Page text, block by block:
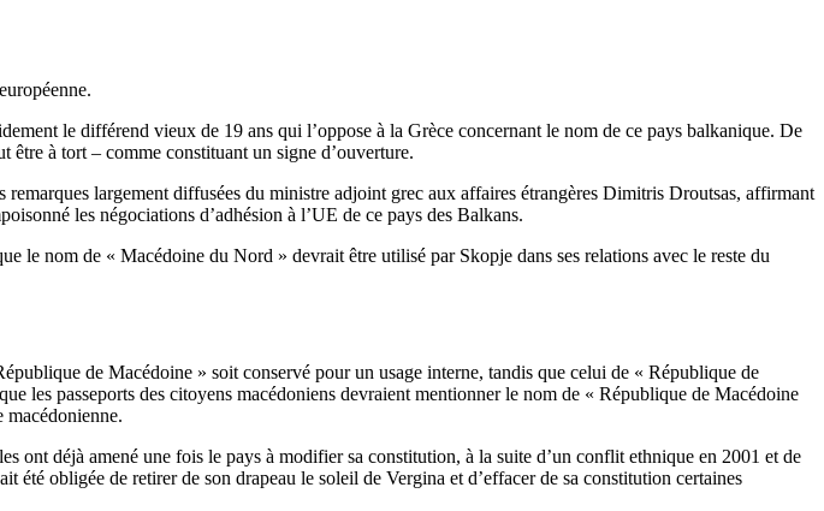
le différend vieux de 19 ans qui l’oppose à la Grèce concernant le nom de ce pays balkanique. De
être à tort – comme constituant un signe d’ouverture.
largement diffusées du ministre adjoint grec aux affaires étrangères Dimitris Droutsas, affirmant
les négociations d’adhésion à l’UE de ce pays des Balkans.
le nom de « Macédoine du Nord » devrait être utilisé par Skopje dans ses relations avec le reste du
de Macédoine » soit conservé pour un usage interne, tandis que celui de « République de
les passeports des citoyens macédoniens devraient mentionner le nom de « République de Macédoine
macédonienne.
ont déjà amené une fois le pays à modifier sa constitution, à la suite d’un conflit ethnique en 2001 et de
été obligée de retirer de son drapeau le soleil de Vergina et d’effacer de sa constitution certaines